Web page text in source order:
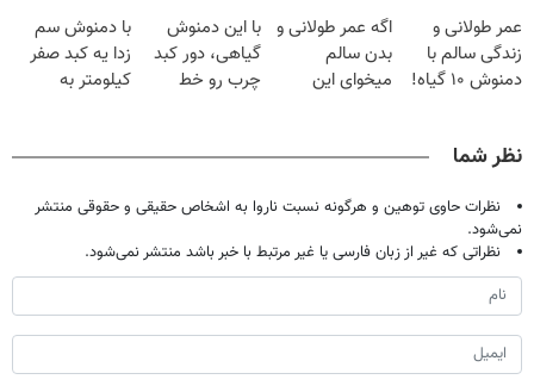
سلامت
عمر طولانی و
زندگی سالم با
دمنوش ۱۰ گیاه!
اگه عمر طولانی و
بدن سالم
میخوای این
با این دمنوش
گیاهی، دور کبد
چرب رو خط
با دمنوش سم
زدا یه کبد صفر
کیلومتر به
نظر شما
نظرات حاوی توهین و هرگونه نسبت ناروا به اشخاص حقیقی و حقوقی منتشر
نمی‌شود.
نظراتی که غیر از زبان فارسی یا غیر مرتبط با خبر باشد منتشر نمی‌شود.